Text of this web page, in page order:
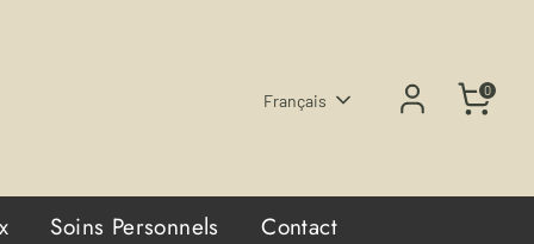
Langue
Français
0
Soins Personnels Contact